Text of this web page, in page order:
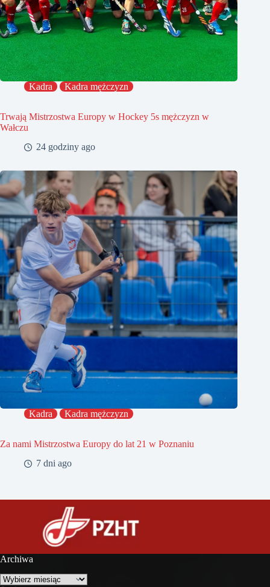
Kadra Kadra mężczyzn
Trwają Mistrzostwa Europy w Hockey 5s mężczyzn w
Wałczu
24 godziny ago
Kadra Kadra mężczyzn
Za nami Mistrzostwa Europy do lat 21 w Poznaniu
7 dni ago
Archiwa
Archiwa